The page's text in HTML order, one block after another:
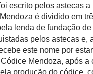
escrito pelos astecas
é dividido em
lenda de fundação
pelos astecas e,
este nome por
Mendoza, após
produção do códice,